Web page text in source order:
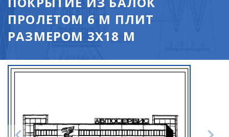
ПРОЛЕТОМ 6 М ПЛИТ
РАЗМЕРОМ 3Х18 М